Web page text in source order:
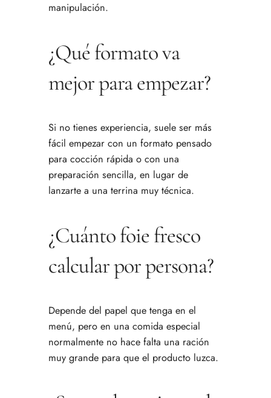
manipulación.
¿Qué formato va
mejor para empezar?
Si no tienes experiencia, suele ser más
fácil empezar con un formato pensado
para cocción rápida o con una
preparación sencilla, en lugar de
lanzarte a una terrina muy técnica.
¿Cuánto foie fresco
calcular por persona?
Depende del papel que tenga en el
menú, pero en una comida especial
normalmente no hace falta una ración
muy grande para que el producto luzca.